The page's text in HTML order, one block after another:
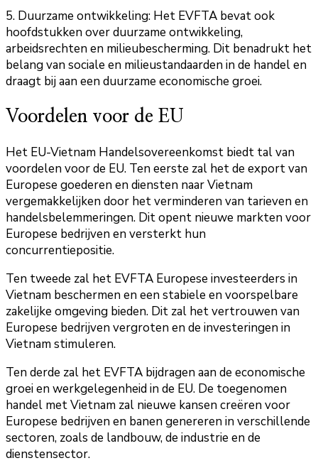
5. Duurzame ontwikkeling: Het EVFTA bevat ook
hoofdstukken over duurzame ontwikkeling,
arbeidsrechten en milieubescherming. Dit benadrukt het
belang van sociale en milieustandaarden in de handel en
draagt bij aan een duurzame economische groei.
Voordelen voor de EU
Het EU-Vietnam Handelsovereenkomst biedt tal van
voordelen voor de EU. Ten eerste zal het de export van
Europese goederen en diensten naar Vietnam
vergemakkelijken door het verminderen van tarieven en
handelsbelemmeringen. Dit opent nieuwe markten voor
Europese bedrijven en versterkt hun
concurrentiepositie.
Ten tweede zal het EVFTA Europese investeerders in
Vietnam beschermen en een stabiele en voorspelbare
zakelijke omgeving bieden. Dit zal het vertrouwen van
Europese bedrijven vergroten en de investeringen in
Vietnam stimuleren.
Ten derde zal het EVFTA bijdragen aan de economische
groei en werkgelegenheid in de EU. De toegenomen
handel met Vietnam zal nieuwe kansen creëren voor
Europese bedrijven en banen genereren in verschillende
sectoren, zoals de landbouw, de industrie en de
dienstensector.